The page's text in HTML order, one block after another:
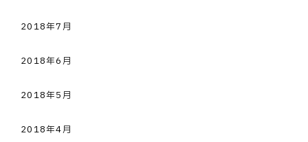
2018年7月
2018年6月
2018年5月
2018年4月